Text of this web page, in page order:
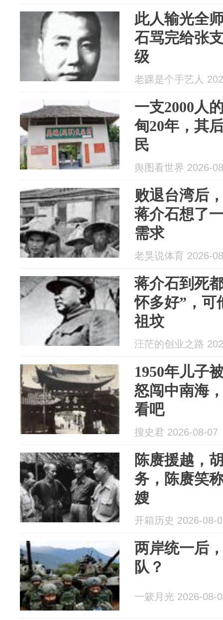
此人输光全
石骂完给张
级
老踝是个手艺人
一支2000人
甸20年，其
民
舆图看世界 2026-
败退台湾后
蒋介石想了
需求
老狊说体育 2026-
蒋介石到死
怀多好”，可
祖坟
汪茫的创业之路
1950年儿子
怒闯中南海
看吧
搜史君 2026-08-07
陈赓援越，
务，陈赓笑
嫂
开箱历史 2026-08-
两岸统一后
队？
一簌月光 2026-08-